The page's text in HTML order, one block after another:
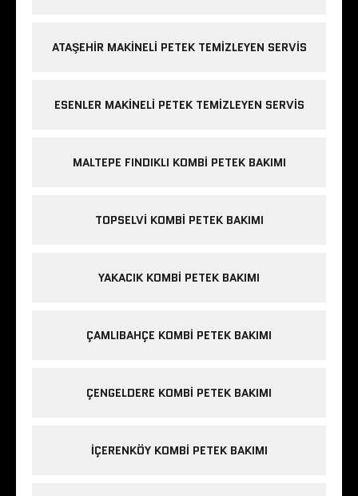
ATAŞEHIR MAKINELI PETEK TEMIZLEYEN SERVIS
ESENLER MAKINELI PETEK TEMIZLEYEN SERVIS
MALTEPE FINDIKLI KOMBI PETEK BAKIMI
TOPSELVI KOMBI PETEK BAKIMI
YAKACIK KOMBI PETEK BAKIMI
ÇAMLIBAHÇE KOMBI PETEK BAKIMI
ÇENGELDERE KOMBI PETEK BAKIMI
IÇERENKÖY KOMBI PETEK BAKIMI